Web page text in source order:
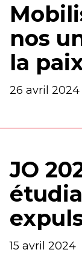
nos
la
26 avril 2024
JO
15 avril 2024